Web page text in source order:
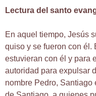
Lectura del santo
En aquel tiempo, Jesús
quiso y se fueron con él.
estuvieran con él y para
autoridad para expulsar
nombre Pedro,